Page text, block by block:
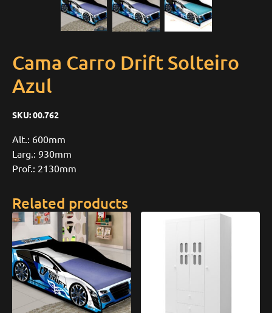
Cama Carro Drift Solteiro
Azul
SKU:00.762
Alt.: 600mm
Larg.: 930mm
Prof.: 2130mm
Related products